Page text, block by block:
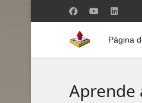
Página
Aprende